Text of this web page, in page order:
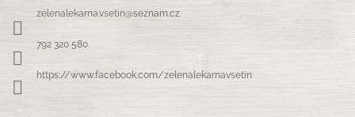
zelenalekarna.vsetin@seznam.cz
792 320 580
https://www.facebook.com/zelenalekarnavsetin